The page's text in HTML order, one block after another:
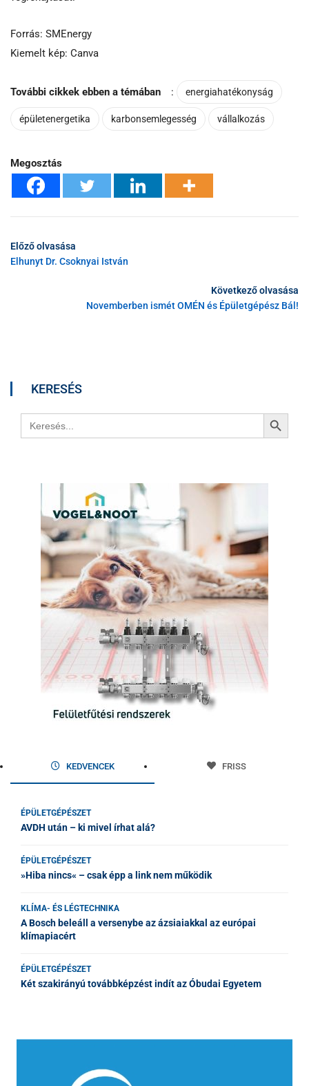
Forrás: SMEnergy
Kiemelt kép: Canva
További cikkek ebben a témában : energiahatékonyság
épületenergetika karbonsemlegesség vállalkozás
Megosztás
Előző olvasása
Elhunyt Dr. Csoknyai István
Következő olvasása
Novemberben ismét OMÉN és Épületgépész Bál!
KERESÉS
Search
for:
Search Button
KEDVENCEK FRISS
ÉPÜLETGÉPÉSZET
AVDH után – ki mivel írhat alá?
ÉPÜLETGÉPÉSZET
»Hiba nincs« – csak épp a link nem működik
KLÍMA- ÉS LÉGTECHNIKA
A Bosch beleáll a versenybe az ázsiaiakkal az európai
klímapiacért
ÉPÜLETGÉPÉSZET
Két szakirányú továbbképzést indít az Óbudai Egyetem